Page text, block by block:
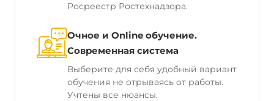
Росреестр Ростехнадзора.
Очное и Online обучение.
Современная система
Выберите для себя удобный вариант
обучения не отрываясь от работы.
Учтены все нюансы.